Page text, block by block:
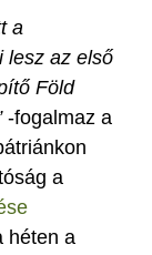
a
lesz az első
Föld
-fogalmaz a
a
héten a